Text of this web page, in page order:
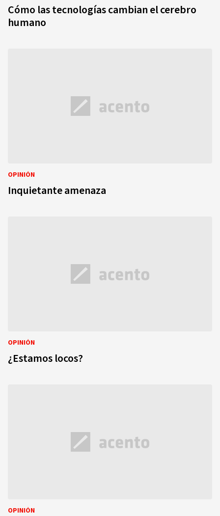
Cómo las tecnologías cambian el cerebro
humano
OPINIÓN
Inquietante amenaza
OPINIÓN
¿Estamos locos?
OPINIÓN